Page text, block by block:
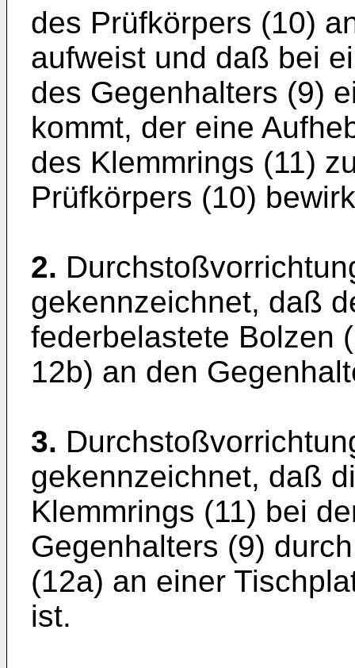
des Prüfkörpers (10)
aufweist und daß bei
des Gegenhalters (9)
kommt, der eine
des Klemmrings (11)
Prüfkörpers (10)
2.
gekennzeichnet, daß
federbelastete Bolzen
12b) an den
3.
gekennzeichnet, daß
Klemmrings (11) bei
Gegenhalters (9)
(12a) an einer
ist.